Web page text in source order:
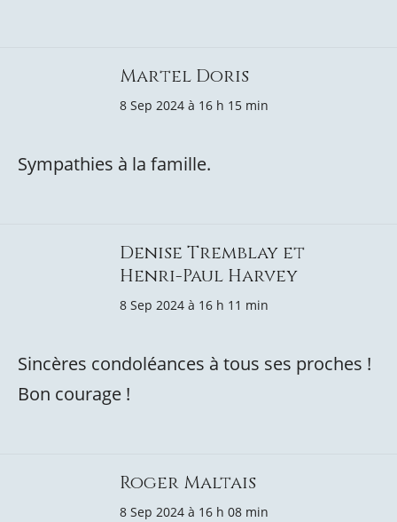
Martel Doris
8 Sep 2024 à 16 h 15 min
Sympathies à la famille.
Denise Tremblay et
Henri-Paul Harvey
8 Sep 2024 à 16 h 11 min
Sincères condoléances à tous ses proches !
Bon courage !
Roger Maltais
8 Sep 2024 à 16 h 08 min